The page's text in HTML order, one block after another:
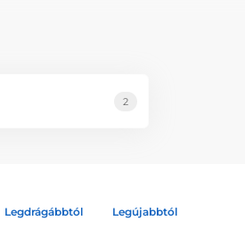
2
Legdrágábbtól Legújabbtól